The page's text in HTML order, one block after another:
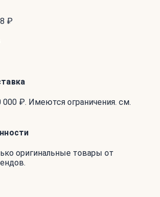
₽
000 ₽. Имеются ограничения. см.
оригинальные товары от